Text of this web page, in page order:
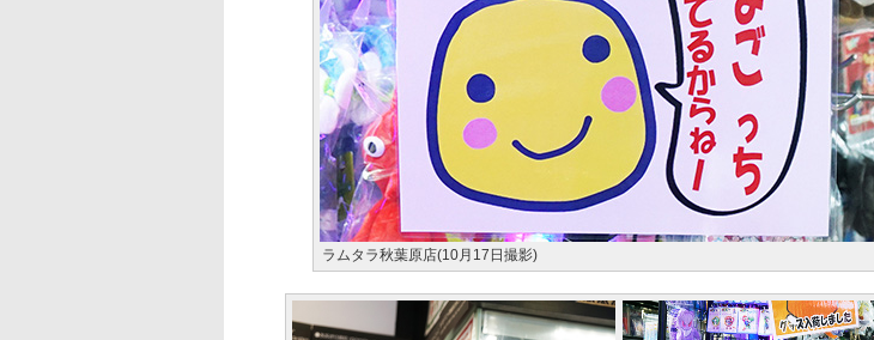
ラムタラ秋葉原店(10月17日撮影)